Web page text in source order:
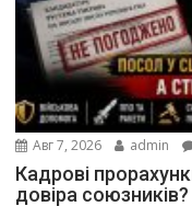
Авг 7, 2026 admin
Кадрові
довіра союзників?